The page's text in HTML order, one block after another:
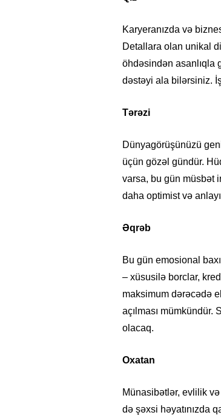
Karyeranızda və
Detallara olan unikal
öhdəsindən asanlıqla
dəstəyi ala bilərsiniz.
Tərəzi
Dünyagörüşünüzü
üçün gözəl gündür.
varsa, bu gün müsbət
daha optimist və
Əqrəb
Bu gün emosional
– xüsusilə borclar,
maksimum dərəcədə
açılması mümkündür.
olacaq.
Oxatan
Münasibətlər, evlilik
də şəxsi həyatınızda
05.05.2026- 12:14
Üz dərisinə
lazımdır? –
Məmmədli ilə